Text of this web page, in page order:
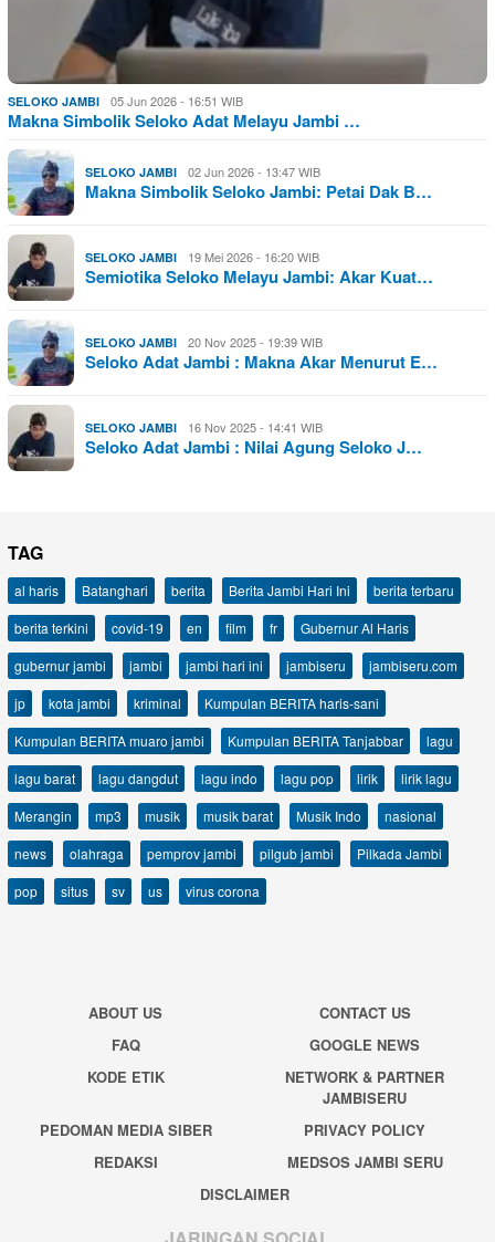
SELOKO JAMBI 05 Jun 2026 - 16:51 WIB
Makna Simbolik Seloko Adat Melayu Jambi …
SELOKO JAMBI 02 Jun 2026 - 13:47 WIB
Makna Simbolik Seloko Jambi: Petai Dak B…
SELOKO JAMBI 19 Mei 2026 - 16:20 WIB
Semiotika Seloko Melayu Jambi: Akar Kuat…
SELOKO JAMBI 20 Nov 2025 - 19:39 WIB
Seloko Adat Jambi : Makna Akar Menurut E…
SELOKO JAMBI 16 Nov 2025 - 14:41 WIB
Seloko Adat Jambi : Nilai Agung Seloko J…
TAG
al haris Batanghari berita Berita Jambi Hari Ini
berita terbaru
berita terkini
covid-19 en film fr
Gubernur Al Haris
gubernur jambi
jambi jambi hari ini jambiseru
jambiseru.com
jp
kota jambi kriminal
Kumpulan BERITA haris-sani
Kumpulan BERITA muaro jambi
Kumpulan BERITA Tanjabbar
lagu
lagu barat
lagu dangdut lagu indo lagu pop lirik
lirik lagu
Merangin
mp3 musik musik barat Musik Indo
nasional
news
olahraga pemprov jambi pilgub jambi
Pilkada Jambi
pop
situs sv us virus corona
ABOUT US
CONTACT US
FAQ
GOOGLE NEWS
KODE ETIK
NETWORK & PARTNER
JAMBISERU
PEDOMAN MEDIA SIBER
PRIVACY POLICY
REDAKSI
MEDSOS JAMBI SERU
DISCLAIMER